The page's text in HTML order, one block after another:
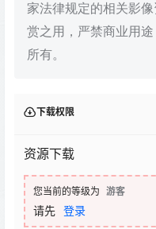
家法律规定的相关影
赏之用，严禁商业用
所有。
下载权限
资源下载
您当前的等级为 游客
请先 登录